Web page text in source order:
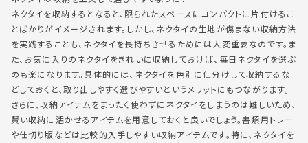
ネクタイを収納するとなると、限られたスペースにコンパクトに片付けるこ
とばかりがイメージされます。しかし、ネクタイの生地が傷まない収納方法
を実践することも、ネクタイを長持ちさせるためには大変重要なのです。ま
た、お気に入りのネクタイをきれいに収納しておけば、毎日ネクタイを選ぶ
のも楽になります。具体的には、ネクタイを色別に仕分けして収納するな
どしておくと、取り出しやすく選びやすいというメリットにもつながります。
さらに、収納アイテムをまったく使わずにネクタイをしまうのは難しいため、
賢い収納に活かせるアイテムを用意しておくと良いでしょう。書類用トレー
や仕切り版などは比較的入手しやすい収納アイテムです。特に、ネクタイを